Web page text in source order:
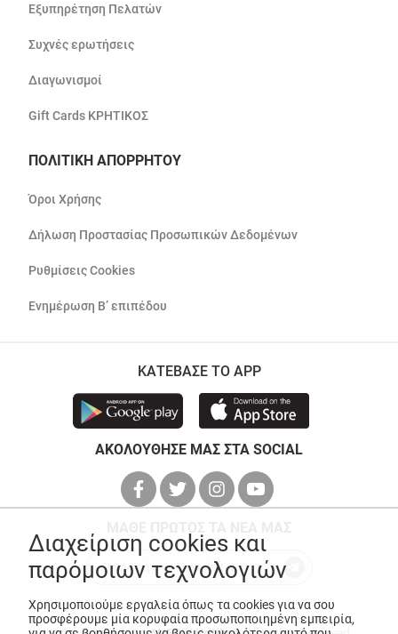
Εξυπηρέτηση Πελατών
Συχνές ερωτήσεις
Διαγωνισμοί
Gift Cards ΚΡΗΤΙΚΟΣ
ΠΟΛΙΤΙΚΗ ΑΠΟΡΡΗΤΟΥ
Όροι Χρήσης
Δήλωση Προστασίας Προσωπικών Δεδομένων
Ρυθμίσεις Cookies
Ενημέρωση Β’ επιπέδου
ΚΑΤΕΒΑΣΕ ΤΟ APP
ΑΚΟΛΟΥΘΗΣΕ ΜΑΣ ΣΤΑ SOCIAL
Διαχείριση cookies και
παρόμοιων τεχνολογιών
Χρησιμοποιούμε εργαλεία όπως τα cookies για να σου
προσφέρουμε μία κορυφαία προσωποποιημένη εμπειρία,